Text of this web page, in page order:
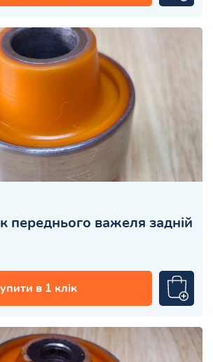
переднього важеля задній
в 1 клік